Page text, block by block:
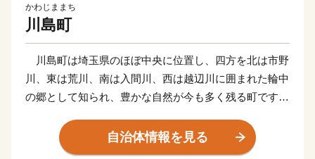
かわじままち
川島町
川島町は埼玉県のほぼ中央に位置し、四方を北は市野
川、東は荒川、南は入間川、西は越辺川に囲まれた輪中
の郷として知られ、豊かな自然が今も多く残る町です。
平坦な地形と豊かな水、気候など理想的な条件が整って
おり、江戸時代には、お蔵米として川越藩に献上されて
自治体情報を見る